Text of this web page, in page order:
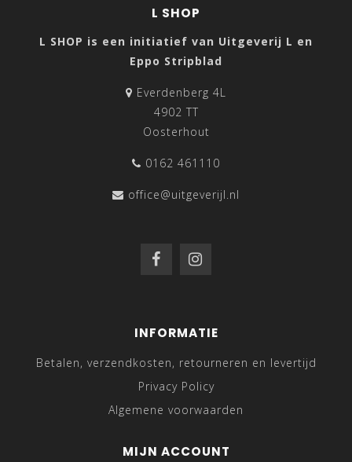
L SHOP
L SHOP is een initiatief van Uitgeverij L en
Eppo Stripblad
Everdenberg 4L
4902 TT
Oosterhout
0162 461110
office@uitgeverijl.nl
INFORMATIE
Betalen, verzendkosten, retourneren en levertijd
Privacy Policy
Algemene voorwaarden
MIJN ACCOUNT